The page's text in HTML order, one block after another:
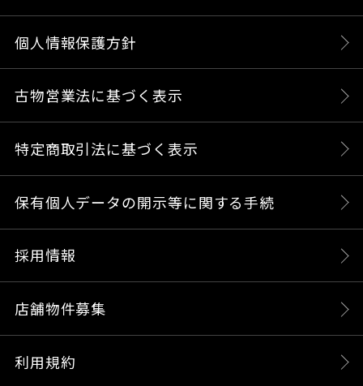
個人情報保護方針
古物営業法に基づく表示
特定商取引法に基づく表示
保有個人データの開示等に関する手続
採用情報
店舗物件募集
利用規約